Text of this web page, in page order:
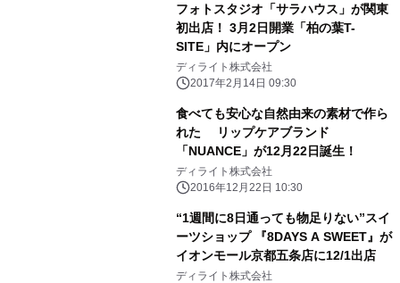
フォトスタジオ「サラハウス」が関東
初出店！ 3月2日開業「柏の葉T-
SITE」内にオープン
ディライト株式会社
2017年2月14日 09:30
食べても安心な自然由来の素材で作ら
れた リップケアブランド
「NUANCE」が12月22日誕生！
ディライト株式会社
2016年12月22日 10:30
“1週間に8日通っても物足りない”スイ
ーツショップ 『8DAYS A SWEET』が
イオンモール京都五条店に12/1出店
ディライト株式会社